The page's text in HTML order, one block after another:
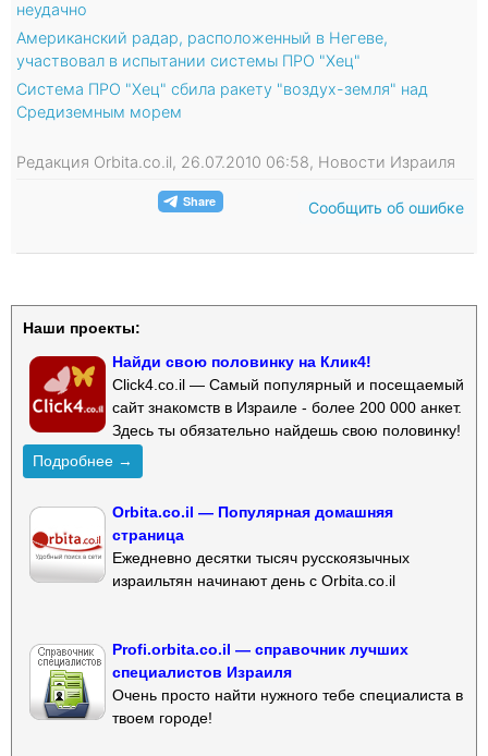
неудачно
Американский радар, расположенный в Негеве,
участвовал в испытании системы ПРО "Хец"
Система ПРО "Хец" сбила ракету "воздух-земля" над
Средиземным морем
Редакция Orbita.co.il, 26.07.2010 06:58, Новости Израиля
Сообщить об ошибке
Наши проекты:
Найди свою половинку на Клик4!
Click4.co.il — Самый популярный и посещаемый
сайт знакомств в Израиле - более 200 000 анкет.
Здесь ты обязательно найдешь свою половинку!
Подробнее →
Orbita.co.il — Популярная домашняя
страница
Ежедневно десятки тысяч русскоязычных
израильтян начинают день с Orbita.co.il
Profi.orbita.co.il — справочник лучших
специалистов Израиля
Очень просто найти нужного тебе специалиста в
твоем городе!